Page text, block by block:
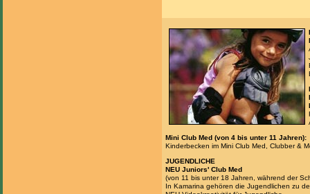
Mini Club Med (von 4 bis unter 11 Jahren):
Kinderbecken im Mini Club Med, Clubber &
JUGENDLICHE
NEU Juniors' Club Med
(von 11 bis unter 18 Jahren, während der
In Kamarina gehören die Jugendlichen zu